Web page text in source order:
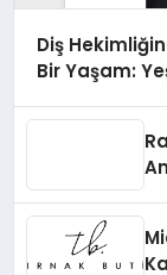
Diş
Bir Yaşam: